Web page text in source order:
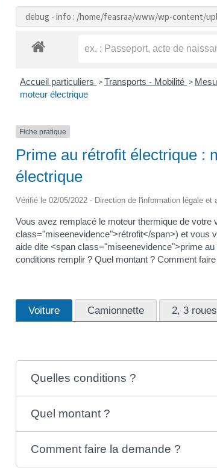
debug - info : /home/feasraa/www/wp-content/
Accueil particuliers >Transports - Mobilité >
moteur électrique
Fiche pratique
Prime au rétrofit électrique :
électrique
Vérifié le 02/05/2022 - Direction de l'information légale et
Vous avez remplacé le moteur thermique de
class="miseenevidence">rétrofit</span>) et vous
aide dite <span class="miseenevidence">prime
conditions remplir ? Quel montant ? Comment
Voiture Camionnette 2, 3
Quelles conditions ?
Quel montant ?
Comment faire la demande ?